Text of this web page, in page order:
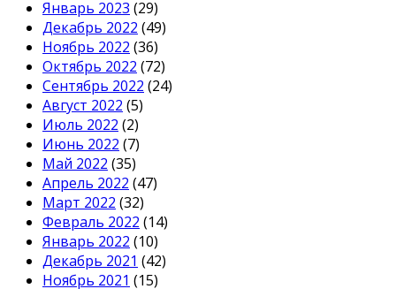
Январь 2023 (29)
Декабрь 2022 (49)
Ноябрь 2022 (36)
Октябрь 2022 (72)
Сентябрь 2022 (24)
Август 2022 (5)
Июль 2022 (2)
Июнь 2022 (7)
Май 2022 (35)
Апрель 2022 (47)
Март 2022 (32)
Февраль 2022 (14)
Январь 2022 (10)
Декабрь 2021 (42)
Ноябрь 2021 (15)